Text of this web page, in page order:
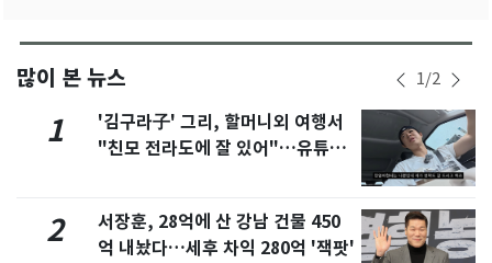
많이 본 뉴스 1/2
1
'김구라子' 그리, 할머니외 여행서
"친모 전라도에 잘 있어"…유튜브
2
서장훈, 28억에 산 강남 건물 450
억 내놨다…세후 차익 280억 '잭팟'